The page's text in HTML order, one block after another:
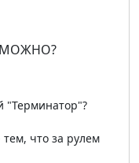
МОЖНО?
"Терминатор"?
что за рулем